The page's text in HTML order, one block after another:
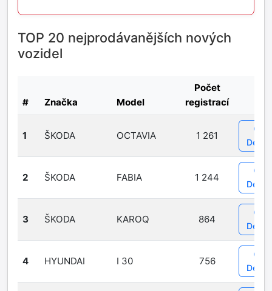
TOP 20 nejprodávanějších nových
vozidel
# Značka Model
Počet
registrací
1 ŠKODA OCTAVIA 1 261
Detail
2 ŠKODA FABIA 1 244
Detail
3 ŠKODA KAROQ 864
Detail
4 HYUNDAI I 30 756
Detail